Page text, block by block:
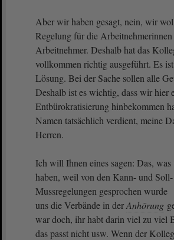
Aber wir haben gesagt, nein, wir
Regelung für die Arbeitnehmerinnen
Arbeitnehmer. Deshalb hat das
vollkommen richtig ausgeführt. Es
Lösung. Bei der Sache sollen alle
Deshalb ist es wichtig, dass wir hier
Entbürokratisierung hinbekommen
Namen tatsächlich verdient, meine
Herren.
Ich will Ihnen eines sagen: Das,
haben, weil von den Kann- und
Mussregelungen gesprochen
uns die Verbände in derAnhörung
war doch, ihr habt darin viel zu viel
das passt nicht usw. Wenn der